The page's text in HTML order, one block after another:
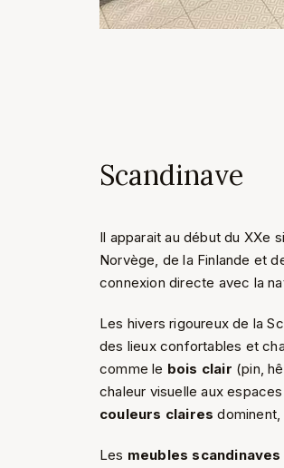
Scandinave
Il apparait au début du XXe
Norvège, de la Finlande et
connexion directe avec la
Les hivers rigoureux de la
des lieux confortables et
comme le bois clair (pin,
chaleur visuelle aux
couleurs claires dominent,
Les meubles scandinaves